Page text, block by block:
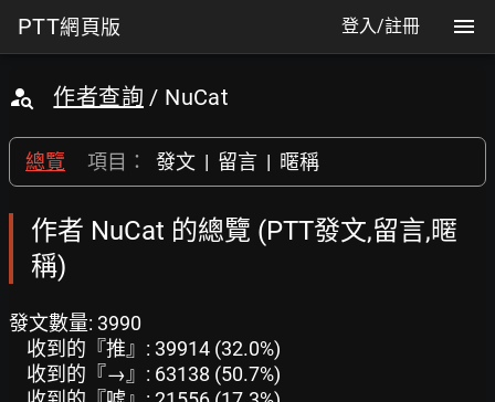
PTT網頁版 登入/註冊
作者查詢 / NuCat
總覽 項目： 發文 | 留言 | 暱稱
作者 NuCat 的總覽 (PTT發文,留言,暱
稱)
發文數量: 3990
收到的『推』: 39914 (32.0%)
收到的『→』: 63138 (50.7%)